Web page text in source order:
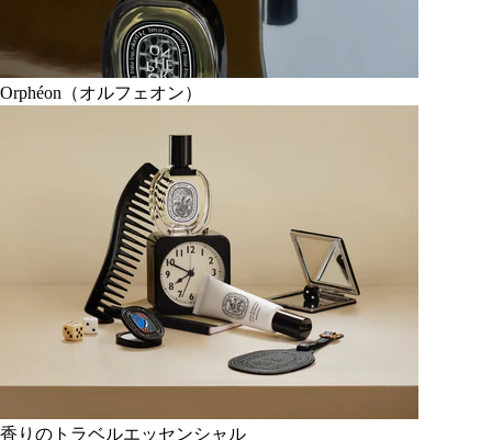
Orphéon（オルフェオン）
香りのトラベルエッセンシャル